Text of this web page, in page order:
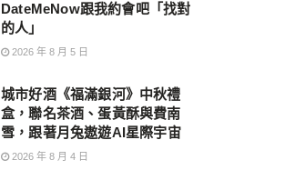
DateMeNow跟我約會吧「找對
的人」
2026 年 8 月 5 日
城市好酒《福滿銀河》中秋禮
盒，聯名茶酒、蛋黃酥與費南
雪，跟著月兔遨遊AI星際宇宙
2026 年 8 月 4 日